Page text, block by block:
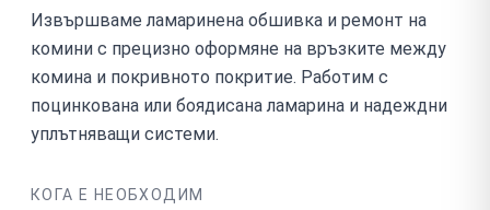
Извършваме ламаринена обшивка и ремонт на
комини с прецизно оформяне на връзките между
комина и покривното покритие. Работим с
поцинкована или боядисана ламарина и надеждни
уплътняващи системи.
КОГА Е НЕОБХОДИМ